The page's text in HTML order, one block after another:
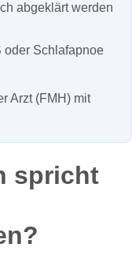
abgeklärt werden
oder Schlafapnoe
Arzt (FMH) mit
spricht